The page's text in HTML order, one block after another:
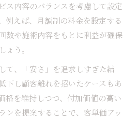
ス内容のバランスを考慮して設定
例えば、月額制の料金を設定する
数や施術内容をもとに利益が確保
ょう。
て、「安さ」を追求しすぎた結
下し顧客離れを招いたケースもあ
格を維持しつつ、付加価値の高い
ンを提案することで、客単価アッ